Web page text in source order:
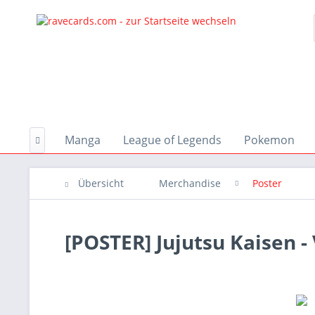
Manga League of Legends Pokemon

Übersicht Merchandise Poster
[POSTER] Jujutsu Kaisen